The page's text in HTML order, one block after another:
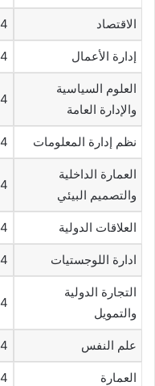
الاقتصاد 4
إدارة الأعمال 4
العلوم السياسية
والإدارة العامة
4
نظم إدارة المعلومات 4
العمارة الداخلية
والتصميم البيئي
4
العلاقات الدولية 4
ادارة اللوجستيات 4
التجارة الدولية
والتمويل
4
علم النفس 4
العمارة 4